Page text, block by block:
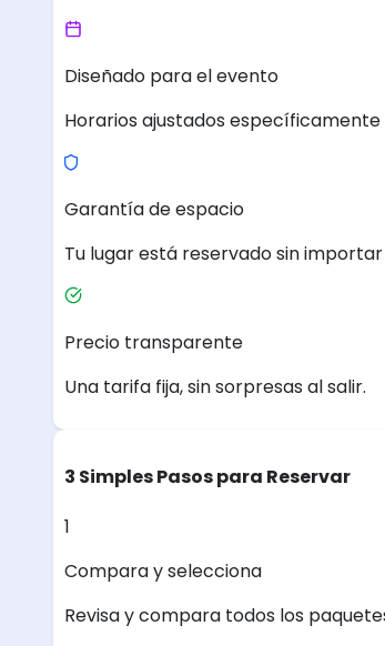
Diseñado para el evento
Horarios ajustados
Garantía de espacio
Tu lugar está reservado sin
Precio transparente
Una tarifa fija, sin sorpresas al salir.
3 Simples Pasos para Reservar
1
Compara y selecciona
Revisa y compara todos los